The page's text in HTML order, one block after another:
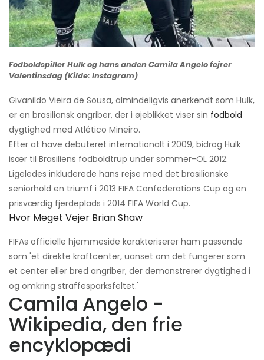
Fodboldspiller Hulk og hans anden Camila Angelo fejrer
Valentinsdag (Kilde: Instagram)
Givanildo Vieira de Sousa, almindeligvis anerkendt som Hulk,
er en brasiliansk angriber, der i øjeblikket viser sin fodbold
dygtighed med Atlético Mineiro.
Efter at have debuteret internationalt i 2009, bidrog Hulk
især til Brasiliens fodboldtrup under sommer-OL 2012.
Ligeledes inkluderede hans rejse med det brasilianske
seniorhold en triumf i 2013 FIFA Confederations Cup og en
prisværdig fjerdeplads i 2014 FIFA World Cup.
Hvor Meget Vejer Brian Shaw
FIFAs officielle hjemmeside karakteriserer ham passende
som 'et direkte kraftcenter, uanset om det fungerer som
et center eller bred angriber, der demonstrerer dygtighed i
og omkring straffesparksfeltet.'
Camila Angelo -
Wikipedia, den frie
encyklopædi